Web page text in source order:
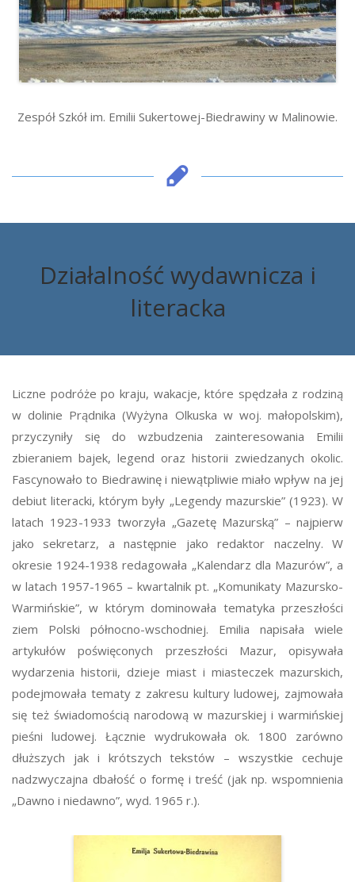
Zespół Szkół im. Emilii Sukertowej-Biedrawiny w Malinowie.
Działalność wydawnicza i
literacka
Liczne podróże po kraju, wakacje, które spędzała z rodziną
w dolinie Prądnika (Wyżyna Olkuska w woj. małopolskim),
przyczyniły się do wzbudzenia zainteresowania Emilii
zbieraniem bajek, legend oraz historii zwiedzanych okolic.
Fascynowało to Biedrawinę i niewątpliwie miało wpływ na jej
debiut literacki, którym były „Legendy mazurskie” (1923). W
latach 1923-1933 tworzyła „Gazetę Mazurską” – najpierw
jako sekretarz, a następnie jako redaktor naczelny. W
okresie 1924-1938 redagowała „Kalendarz dla Mazurów”, a
w latach 1957-1965 – kwartalnik pt. „Komunikaty Mazursko-
Warmińskie”, w którym dominowała tematyka przeszłości
ziem Polski północno-wschodniej. Emilia napisała wiele
artykułów poświęconych przeszłości Mazur, opisywała
wydarzenia historii, dzieje miast i miasteczek mazurskich,
podejmowała tematy z zakresu kultury ludowej, zajmowała
się też świadomością narodową w mazurskiej i warmińskiej
pieśni ludowej. Łącznie wydrukowała ok. 1800 zarówno
dłuższych jak i krótszych tekstów – wszystkie cechuje
nadzwyczajna dbałość o formę i treść (jak np. wspomnienia
„Dawno i niedawno”, wyd. 1965 r.).